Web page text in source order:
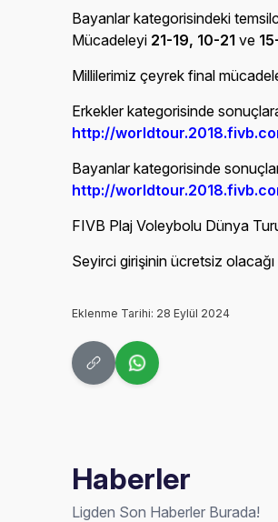
Bayanlar kategorisindeki
Mücadeleyi 21-19, 10-21 ve
Millilerimiz çeyrek final
Erkekler kategorisinde
http://
Bayanlar kategorisinde
http://
FIVB Plaj Voleybolu Dünya
Seyirci girişinin ücretsiz
Eklenme Tarihi: 28 Eylül 2024
Haberler
Ligden Son Haberler Burada!